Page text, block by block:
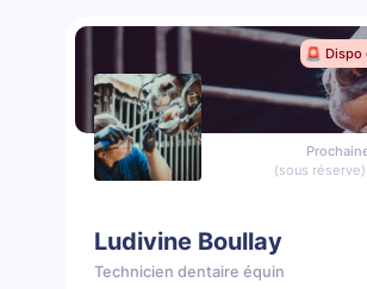
🚨 Dispo
(sous réserve)
Ludivine Boullay
Technicien dentaire équin